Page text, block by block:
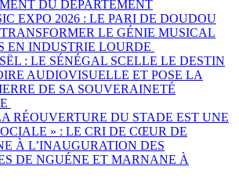
DU DÉPARTEMENT
EXPO 2026 : LE PARI DE DOUDOU
LE GÉNIE MUSICAL
EN INDUSTRIE LOURDE
: LE SÉNÉGAL SCELLE LE DESTIN
AUDIOVISUELLE ET POSE LA
DE SA SOUVERAINETÉ
RÉOUVERTURE DU STADE EST UNE
» : LE CRI DE CŒUR DE
À L’INAUGURATION DES
DE NGUÉNE ET MARNANE À